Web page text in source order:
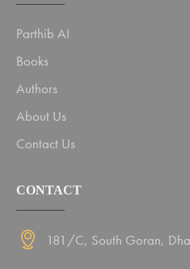
Parthib AI
Books
Authors
About Us
Contact Us
CONTACT
181/C, South Goran,